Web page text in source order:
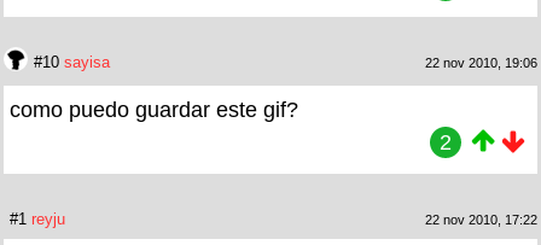
#10 sayisa 22 nov 2010, 19:06
como puedo guardar este gif?
2
#1 reyju 22 nov 2010, 17:22